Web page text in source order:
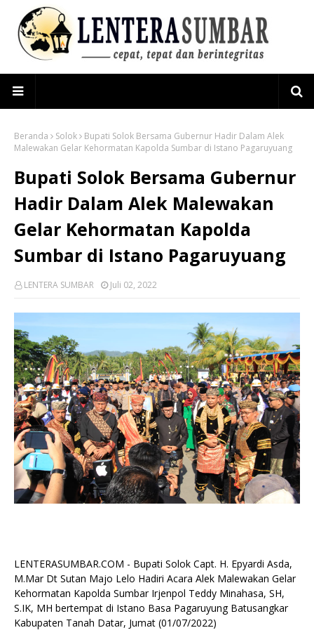
Beranda Solok
Bupati Solok Bersama Gubernur Hadir Dalam Alek
Malewakan Gelar Kehormatan Kapolda Sumbar di Istano Pagaruyuang
Bupati Solok Bersama Gubernur
Hadir Dalam Alek Malewakan
Gelar Kehormatan Kapolda
Sumbar di Istano Pagaruyuang
LENTERA SUMBAR Juli 02, 2022
LENTERASUMBAR.COM - Bupati Solok Capt. H. Epyardi Asda,
M.Mar Dt Sutan Majo Lelo Hadiri Acara Alek Malewakan Gelar
Kehormatan Kapolda Sumbar Irjenpol Teddy Minahasa, SH,
S.IK, MH bertempat di Istano Basa Pagaruyung Batusangkar
Kabupaten Tanah Datar, Jumat (01/07/2022)